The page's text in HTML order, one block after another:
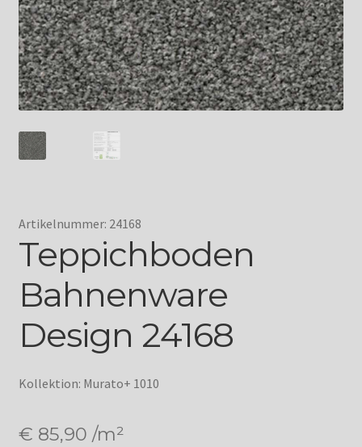
Artikelnummer: 24168
Teppichboden
Bahnenware
Design 24168
Kollektion: Murato+ 1010
€ 85,90 /m²